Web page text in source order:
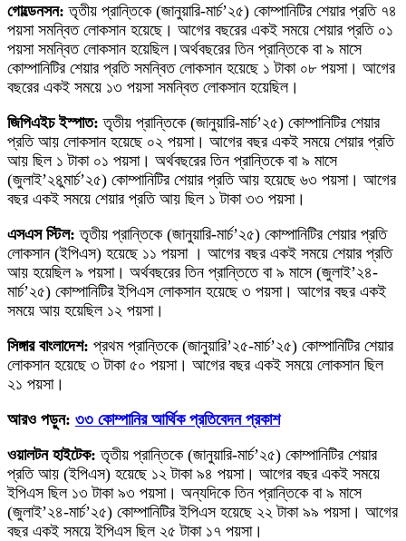
গোল্ডেনসন: তৃতীয় প্রান্তিকে (জানুয়ারি-মার্চ’২৫) কোম্পানিটির শেয়ার প্রতি ৭৪
পয়সা সমন্বিত লোকসান হয়েছে। আগের বছরের একই সময়ে শেয়ার প্রতি ০১
পয়সা সমন্বিত লোকসান হয়েছিল।অর্থবছরের তিন প্রান্তিকে বা ৯ মাসে
কোম্পানিটির শেয়ার প্রতি সমন্বিত লোকসান হয়েছে ১ টাকা ০৮ পয়সা। আগের
বছরের একই সময়ে ১৩ পয়সা সমন্বিত লোকসান হয়েছিল।
জিপিএইচ ইস্পাত: তৃতীয় প্রান্তিকে (জানুয়ারি-মার্চ’২৫) কোম্পানিটির শেয়ার
প্রতি আয় লোকসান হয়েছে ০২ পয়সা। আগের বছর একই সময়ে শেয়ার প্রতি
আয় ছিল ১ টাকা ০১ পয়সা। অর্থবছরের তিন প্রান্তিকে বা ৯ মাসে
(জুলাই’২৪ুমার্চ’২৫) কোম্পানিটির শেয়ার প্রতি আয় হয়েছে ৬৩ পয়সা। আগের
বছর একই সময়ে শেয়ার প্রতি আয় ছিল ১ টাকা ৩৩ পয়সা।
এসএস স্টিল: তৃতীয় প্রান্তিকে (জানুয়ারি-মার্চ’২৫) কোম্পানিটির শেয়ার প্রতি
লোকসান (ইপিএস) হয়েছে ১১ পয়সা । আগের বছর একই সময়ে শেয়ার প্রতি
আয় হয়েছিল ৯ পয়সা। অর্থবছরের তিন প্রান্তিতে বা ৯ মাসে (জুলাই’২৪-
মার্চ’২৫) কোম্পানিটির ইপিএস লোকসান হয়েছে ৩ পয়সা। আগের বছর একই
সময়ে আয় হয়েছিল ১২ পয়সা।
সিঙ্গার বাংলাদেশ: প্রথম প্রান্তিকে (জানুয়ারি’২৫-মার্চ’২৫) কোম্পানিটির শেয়ার
লোকসান হয়েছে ৩ টাকা ৫০ পয়সা। আগের বছর একই সময়ে লোকসান ছিল
২১ পয়সা।
আরও পড়ুন: ৩৩ কোম্পানির আর্থিক প্রতিবেদন প্রকাশ
ওয়ালটন হাইটেক: তৃতীয় প্রান্তিকে (জানুয়ারি-মার্চ’২৫) কোম্পানিটির শেয়ার
প্রতি আয় (ইপিএস) হয়েছে ১২ টাকা ৯৪ পয়সা। আগের বছর একই সময়ে
ইপিএস ছিল ১৩ টাকা ৯৩ পয়সা। অন্যদিকে তিন প্রান্তিকে বা ৯ মাসে
(জুলাই’২৪-মার্চ’২৫) কোম্পানিটির ইপিএস হয়েছে ২২ টাকা ৯৯ পয়সা। আগের
বছর একই সময়ে ইপিএস ছিল ২৫ টাকা ১৭ পয়সা।